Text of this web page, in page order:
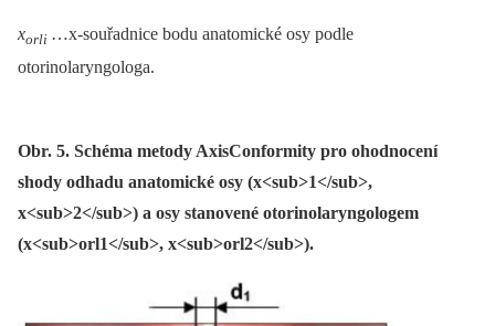
xorli …x-souřadnice bodu anatomické osy podle
otorinolaryngologa.
Obr. 5. Schéma metody AxisConformity pro ohodnocení
shody odhadu anatomické osy (x<sub>1</sub>,
x<sub>2</sub>) a osy stanovené otorinolaryngologem
(x<sub>orl1</sub>, x<sub>orl2</sub>).